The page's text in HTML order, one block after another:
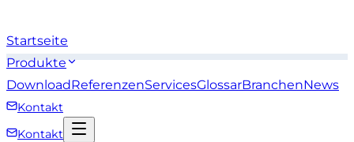
Startseite
Produkte
DownloadReferenzenServicesGlossarBranchenNews
Kontakt
Kontakt